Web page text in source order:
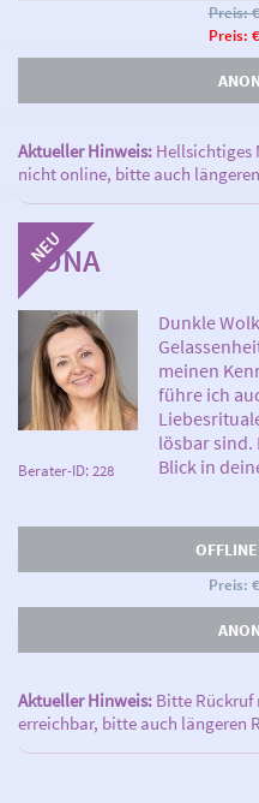
Preis:
Preis:
Aktueller Hinweis: Hellsichtiges
nicht online, bitte auch
ILONA
Dunkle
meinen
führe ich
lösbar
Blick in
Berater-ID: 228
Preis:
Aktueller Hinweis: Bitte Rückruf
erreichbar, bitte auch längeren